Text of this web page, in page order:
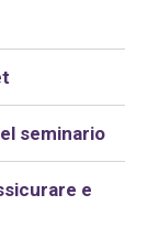
seminario
e